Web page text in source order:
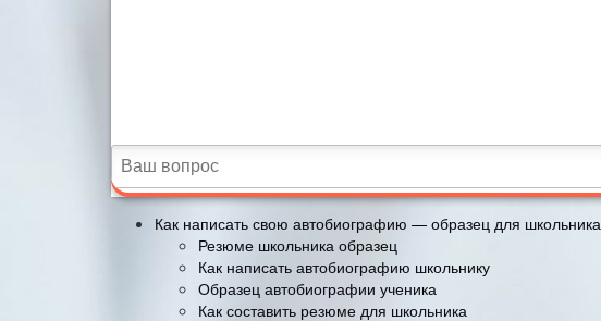
Как написать свою автобиографию — образец для школьника
Резюме школьника образец
Как написать автобиографию школьнику
Образец автобиографии ученика
Как составить резюме для школьника